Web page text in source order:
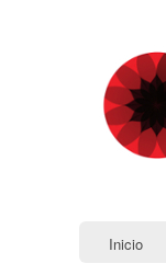
Inicio